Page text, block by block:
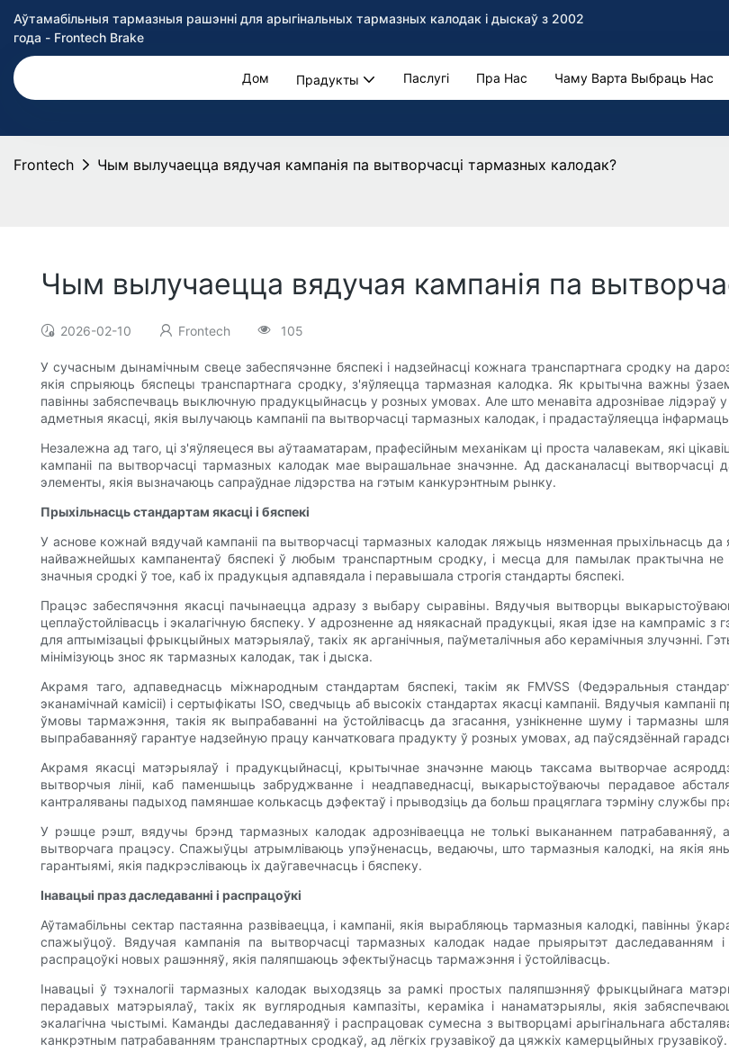
Аўтамабільныя тармазныя рашэнні для арыгінальных тармазных калодак і дыскаў з 2002
года - Frontech Brake
Дом Прадукты Паслугі Пра Нас Чаму Варта Выбраць Нас
Frontech Чым вылучаецца вядучая кампанія па вытворчасці тармазных калодак?
Чым вылучаецца вядучая кампанія па
2026-02-10 Frontech 105
У сучасным дынамічным свеце забеспячэнне бяспекі і надзейнасці кожнага транспартнага сродку на
якія спрыяюць бяспецы транспартнага сродку, з'яўляецца тармазная калодка. Як крытычна важны
павінны забяспечваць выключную прадукцыйнасць у розных умовах. Але што менавіта адрознівае лідэраў
адметныя якасці, якія вылучаюць кампаніі па вытворчасці тармазных калодак, і прадастаўляецца
Незалежна ад таго, ці з'яўляецеся вы аўтааматарам, прафесійным механікам ці проста чалавекам, які
кампаніі па вытворчасці тармазных калодак мае вырашальнае значэнне. Ад дасканаласці
элементы, якія вызначаюць сапраўднае лідэрства на гэтым канкурэнтным рынку.
Прыхільнасць стандартам якасці і бяспекі
У аснове кожнай вядучай кампаніі па вытворчасці тармазных калодак ляжыць нязменная прыхільнасць
найважнейшых кампанентаў бяспекі ў любым транспартным сродку, і месца для памылак практычна не
значныя сродкі ў тое, каб іх прадукцыя адпавядала і перавышала строгія стандарты бяспекі.
Працэс забеспячэння якасці пачынаецца адразу з выбару сыравіны. Вядучыя вытворцы
цеплаўстойлівасць і экалагічную бяспеку. У адрозненне ад няякаснай прадукцыі, якая ідзе на кампраміс
для аптымізацыі фрыкцыйных матэрыялаў, такіх як арганічныя, паўметалічныя або керамічныя злучэнні.
мінімізуюць знос як тармазных калодак, так і дыска.
Акрамя таго, адпаведнасць міжнародным стандартам бяспекі, такім як FMVSS (Федэральныя
эканамічнай камісіі) і сертыфікаты ISO, сведчыць аб высокіх стандартах якасці кампаніі. Вядучыя
ўмовы тармажэння, такія як выпрабаванні на ўстойлівасць да згасання, узнікненне шуму і тармазны
выпрабаванняў гарантуе надзейную працу канчатковага прадукту ў розных умовах, ад паўсядзённай
Акрамя якасці матэрыялаў і прадукцыйнасці, крытычнае значэнне маюць таксама вытворчае
вытворчыя лініі, каб паменшыць забруджванне і неадпаведнасці, выкарыстоўваючы перадавое
кантраляваны падыход памяншае колькасць дэфектаў і прыводзіць да больш працяглага тэрміну службы
У рэшце рэшт, вядучы брэнд тармазных калодак адрозніваецца не толькі выкананнем
вытворчага працэсу. Спажыўцы атрымліваюць упэўненасць, ведаючы, што тармазныя калодкі, на якія
гарантыямі, якія падкрэсліваюць іх даўгавечнасць і бяспеку.
Інавацыі праз даследаванні і распрацоўкі
Аўтамабільны сектар пастаянна развіваецца, і кампаніі, якія вырабляюць тармазныя калодкі, павінны
спажыўцоў. Вядучая кампанія па вытворчасці тармазных калодак надае прыярытэт даследаванням
распрацоўкі новых рашэнняў, якія паляпшаюць эфектыўнасць тармажэння і ўстойлівасць.
Інавацыі ў тэхналогіі тармазных калодак выходзяць за рамкі простых паляпшэнняў фрыкцыйнага
перадавых матэрыялаў, такіх як вугляродныя кампазіты, кераміка і нанаматэрыялы, якія
экалагічна чыстымі. Каманды даследаванняў і распрацовак сумесна з вытворцамі арыгінальнага
канкрэтным патрабаванням транспартных сродкаў, ад лёгкіх грузавікоў да цяжкіх камерцыйных грузавікоў.